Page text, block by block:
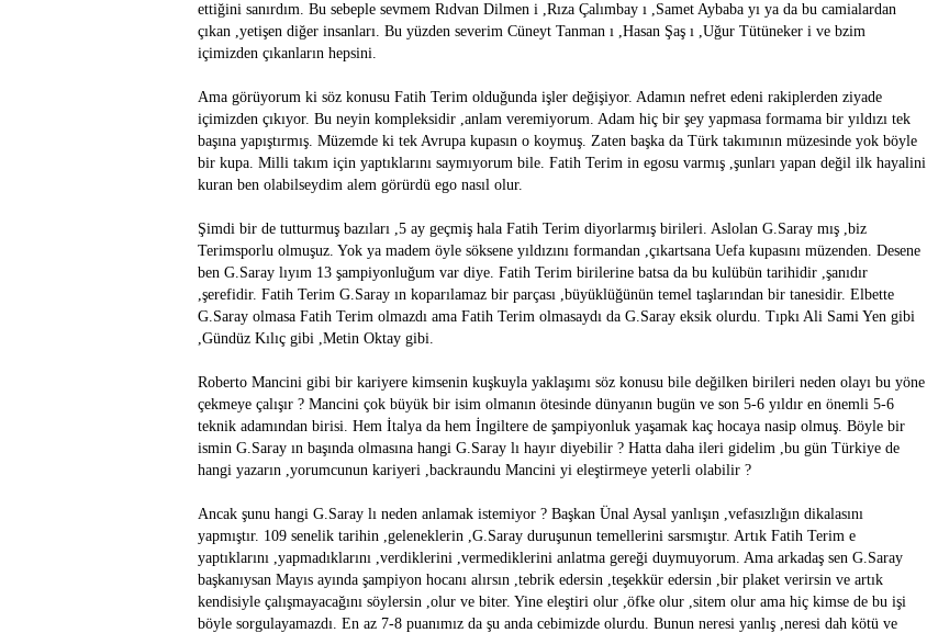
ettiğini sanırdım. Bu sebeple sevmem Rıdvan Dilmen i ,Rıza Çalımbay ı ,Samet Aybaba yı ya da bu camialardan
çıkan ,yetişen diğer insanları. Bu yüzden severim Cüneyt Tanman ı ,Hasan Şaş ı ,Uğur Tütüneker i ve bzim
içimizden çıkanların hepsini.
Ama görüyorum ki söz konusu Fatih Terim olduğunda işler değişiyor. Adamın nefret edeni rakiplerden ziyade
içimizden çıkıyor. Bu neyin kompleksidir ,anlam veremiyorum. Adam hiç bir şey yapmasa formama bir yıldızı tek
başına yapıştırmış. Müzemde ki tek Avrupa kupasın o koymuş. Zaten başka da Türk takımının müzesinde yok böyle
bir kupa. Milli takım için yaptıklarını saymıyorum bile. Fatih Terim in egosu varmış ,şunları yapan değil ilk hayalini
kuran ben olabilseydim alem görürdü ego nasıl olur.
Şimdi bir de tutturmuş bazıları ,5 ay geçmiş hala Fatih Terim diyorlarmış birileri. Aslolan G.Saray mış ,biz
Terimsporlu olmuşuz. Yok ya madem öyle söksene yıldızını formandan ,çıkartsana Uefa kupasını müzenden. Desene
ben G.Saray lıyım 13 şampiyonluğum var diye. Fatih Terim birilerine batsa da bu kulübün tarihidir ,şanıdır
,şerefidir. Fatih Terim G.Saray ın koparılamaz bir parçası ,büyüklüğünün temel taşlarından bir tanesidir. Elbette
G.Saray olmasa Fatih Terim olmazdı ama Fatih Terim olmasaydı da G.Saray eksik olurdu. Tıpkı Ali Sami Yen gibi
,Gündüz Kılıç gibi ,Metin Oktay gibi.
Roberto Mancini gibi bir kariyere kimsenin kuşkuyla yaklaşımı söz konusu bile değilken birileri neden olayı bu yöne
çekmeye çalışır ? Mancini çok büyük bir isim olmanın ötesinde dünyanın bugün ve son 5-6 yıldır en önemli 5-6
teknik adamından birisi. Hem İtalya da hem İngiltere de şampiyonluk yaşamak kaç hocaya nasip olmuş. Böyle bir
ismin G.Saray ın başında olmasına hangi G.Saray lı hayır diyebilir ? Hatta daha ileri gidelim ,bu gün Türkiye de
hangi yazarın ,yorumcunun kariyeri ,backraundu Mancini yi eleştirmeye yeterli olabilir ?
Ancak şunu hangi G.Saray lı neden anlamak istemiyor ? Başkan Ünal Aysal yanlışın ,vefasızlığın dikalasını
yapmıştır. 109 senelik tarihin ,geleneklerin ,G.Saray duruşunun temellerini sarsmıştır. Artık Fatih Terim e
yaptıklarını ,yapmadıklarını ,verdiklerini ,vermediklerini anlatma gereği duymuyorum. Ama arkadaş sen G.Saray
başkanıysan Mayıs ayında şampiyon hocanı alırsın ,tebrik edersin ,teşekkür edersin ,bir plaket verirsin ve artık
kendisiyle çalışmayacağını söylersin ,olur ve biter. Yine eleştiri olur ,öfke olur ,sitem olur ama hiç kimse de bu işi
böyle sorgulayamazdı. En az 7-8 puanımız da şu anda cebimizde olurdu. Bunun neresi yanlış ,neresi dah kötü ve